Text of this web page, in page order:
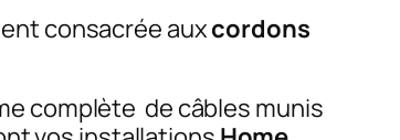
consacrée auxcordons
complète de câbles munis